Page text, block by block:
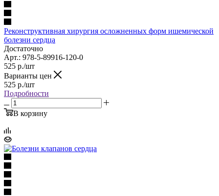
Реконструктивная хирургия осложненных форм ишемической
болезни сердца
Достаточно
Арт.: 978-5-89916-120-0
525 р./шт
Варианты цен
525 р./шт
Подробности
В корзину